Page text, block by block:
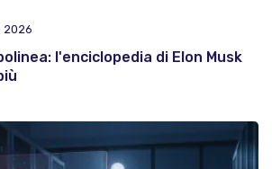
2026
l'enciclopedia di Elon Musk